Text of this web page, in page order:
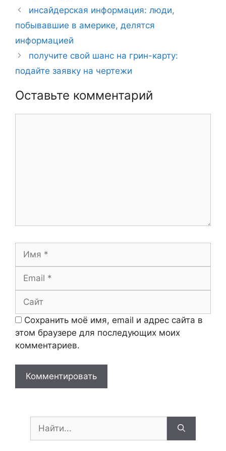
Навигация
записи
инсайдерская информация: люди,
побывавшие в америке, делятся
информацией
получите свой шанс на грин-карту:
подайте заявку на чертежи
Оставьте комментарий
Сохранить моё имя, email и адрес сайта в
этом браузере для последующих моих
комментариев.